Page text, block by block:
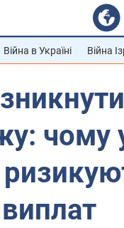
Війна в Україні Війна
чому